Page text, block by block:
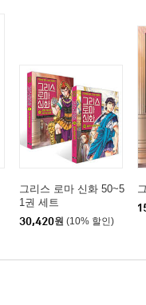
그리스 로마 신화 50~5
1권 세트
30,420원 (10% 할인)